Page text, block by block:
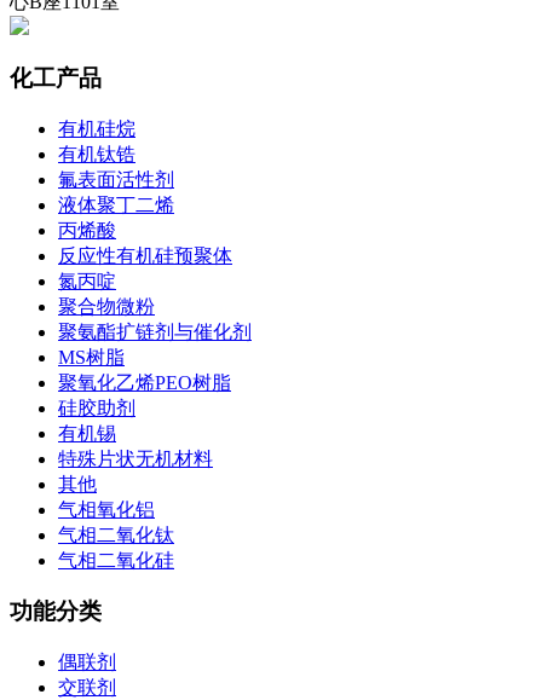
化工产品
有机硅烷
有机钛锆
氟表面活性剂
液体聚丁二烯
丙烯酸
反应性有机硅预聚体
氮丙啶
聚合物微粉
聚氨酯扩链剂与催化剂
MS树脂
聚氧化乙烯PEO树脂
硅胶助剂
有机锡
特殊片状无机材料
其他
气相氧化铝
气相二氧化钛
气相二氧化硅
功能分类
偶联剂
交联剂